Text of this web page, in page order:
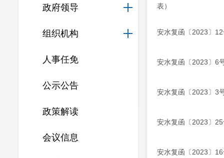
政府领导
组织机构
人事任免
公示公告
政策解读
会议信息
表）
安水复函〔2023〕
安水复函〔2023〕6
安水复函〔2023〕3
安水复函〔2023〕
安水复函〔2023〕